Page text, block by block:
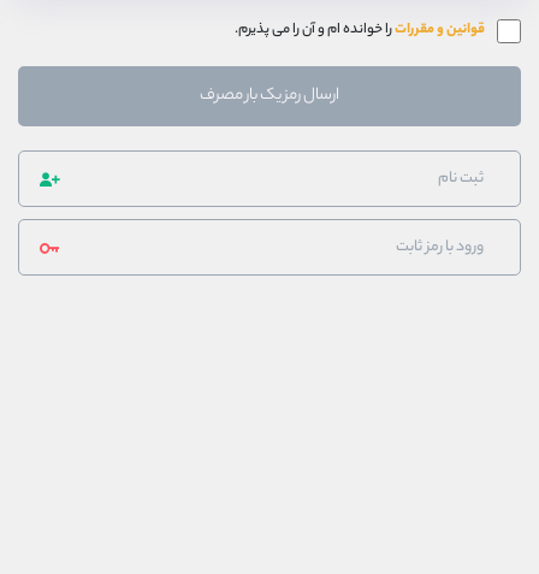
قوانین و مقرراترا خوانده ام و آن را می پذیرم.
ارسال رمز یک بار مصرف
ثبت نام
ورود با رمز ثابت